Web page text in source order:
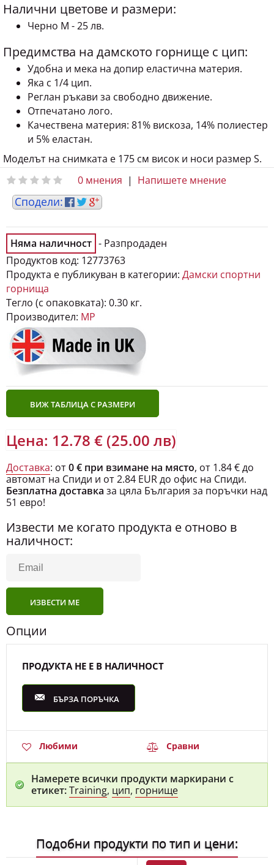
Налични цветове и размери:
Черно М - 25 лв.
Предимства на дамското горнище с цип:
Удобна и мека на допир еластична материя.
Яка с 1/4 цип.
Реглан ръкави за свободно движение.
Отпечатано лого.
Качествена материя: 81% вискоза, 14% полиестер
и 5% еластан.
Моделът на снимката е 175 см висок и носи размер S.
0 мнения | Напишете мнение
Няма наличност - Разпродаден
Продуктов код: 12773763
Продукта е публикуван в категории: Дамски спортни
горнища
Тегло (с опаковката): 0.30 кг.
Производител: MP
ВИЖ ТАБЛИЦА С РАЗМЕРИ
Цена: 12.78 € (25.00 лв)
Доставка: от0 € при взимане на място, от 1.84 € до
автомат на Спиди и от 2.84 EUR до офис на Спиди.
Безплатна доставка за цяла България за поръчки над
51 евро!
Извести ме когато продукта е отново в
наличност:
ИЗВЕСТИ МЕ
Опции
ПРОДУКТА НЕ Е В НАЛИЧНОСТ
БЪРЗА ПОРЪЧКА
Любими Сравни
Намерете всички продукти маркирани с
етикет:Training, цип, горнище
Подобни продукти по тип и цени: